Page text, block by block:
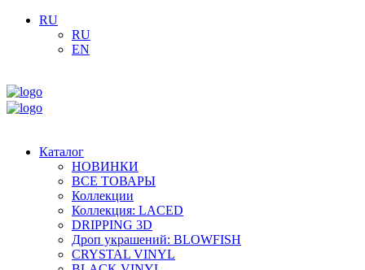
RU
RU
EN
Каталог
НОВИНКИ
ВСЕ ТОВАРЫ
Коллекции
Коллекция: LACED
DRIPPING 3D
Дроп украшений: BLOWFISH
CRYSTAL VINYL